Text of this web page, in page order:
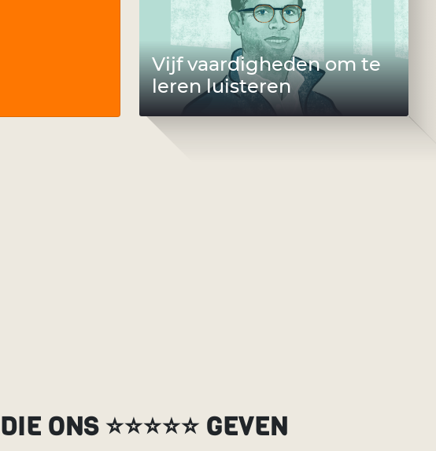
Vijf vaardigheden om te
leren luisteren
ONS ⭐⭐⭐⭐⭐ GEVEN